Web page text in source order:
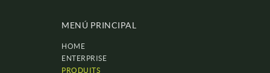
MENÚ PRINCIPAL
HOME
ENTERPRISE
PRODUITS